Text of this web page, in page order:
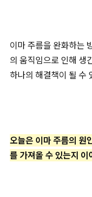
이마 주름을 완화하는
의 움직임으로 인해 생
하나의 해결책이 될 수
오늘은 이마 주름의 원
를 가져올 수 있는지